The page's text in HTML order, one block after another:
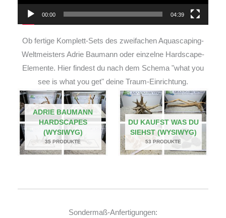
00:00 04:39
Ob fertige Komplett-Sets des zweifachen Aquascaping-
Weltmeisters Adrie Baumann oder einzelne Hardscape-
Elemente. Hier findest du nach dem Schema "what you
see is what you get" deine Traum-Einrichtung.
ADRIE BAUMANN
HARDSCAPES
(WYSIWYG)
35 PRODUKTE
DU KAUFST WAS DU
SIEHST (WYSIWYG)
53 PRODUKTE
Sondermaß-Anfertigungen: